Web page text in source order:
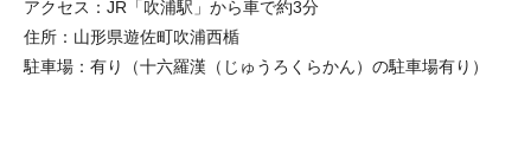
アクセス：JR「吹浦駅」から車で約3分
住所：山形県遊佐町吹浦西楯
駐車場：有り（十六羅漢（じゅうろくらかん）の駐車場有り）